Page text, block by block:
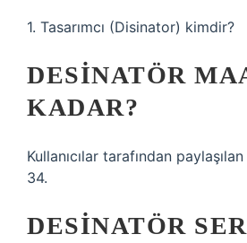
1. Tasarımcı (Disinator) kimdir?
DESINATÖR
KADAR?
Kullanıcılar tarafından
34.
DESINATÖR